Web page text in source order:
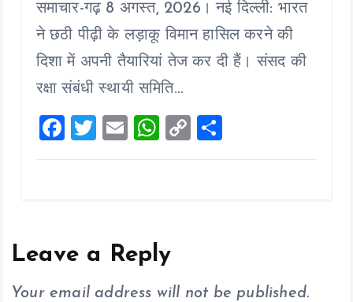
ce
b
o
o
k
tt
er
ai
l
at
s
A
p
p
p
y
Li
k
a
re
समाचार-गढ़ 8 अगस्त, 2026। नई दिल्ली: भारत
ने छठी पीढ़ी के लड़ाकू विमान हासिल करने की
दिशा में अपनी तैयारियां तेज कर दी हैं। संसद की
रक्षा संबंधी स्थायी समिति…
F
a
o
T
wi
E
m
W
h
p
p
C
o
h
Leave a Reply
Your email address will not be published.